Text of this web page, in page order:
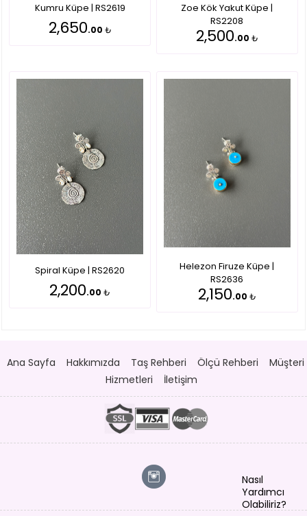
Kumru Küpe | RS2619
2,650.00 ₺
Zoe Kök Yakut Küpe |
RS2208
2,500.00 ₺
Spiral Küpe | RS2620
2,200.00 ₺
Helezon Firuze Küpe |
RS2636
2,150.00 ₺
Ana Sayfa Hakkımızda Taş Rehberi Ölçü Rehberi
Müşteri
Hizmetleri
İletişim
Nasıl
Yardımcı
Olabiliriz?